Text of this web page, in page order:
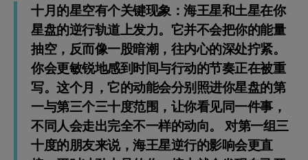
十月的星空有个关键现象：海王星和土星在你
星盘的逆行轨道上发力。它并不会把你的能量
抽空，反而像一股暗潮，往内心的深处拧紧。
你会更敏锐地感到时间与行动的节奏正在被重
写。这个月，它的动能会分别照进你星盘的第
一与第三个三十度范围，让你看见同一件事，
不同人会走出完全不一样的动向。 对第一组三
十度的朋友来说，海王星逆行的影响会更直